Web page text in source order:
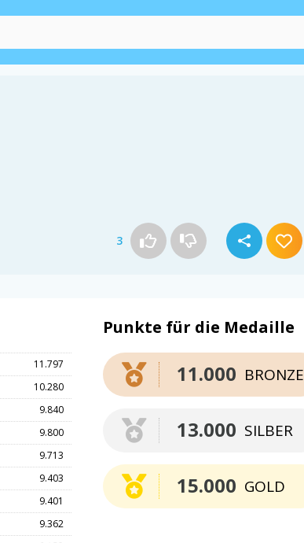
3
11.797
10.280
9.840
9.800
9.713
9.403
9.401
9.362
Punkte für die Medaille
BRONZE
11.000
SILBER
13.000
GOLD
15.000